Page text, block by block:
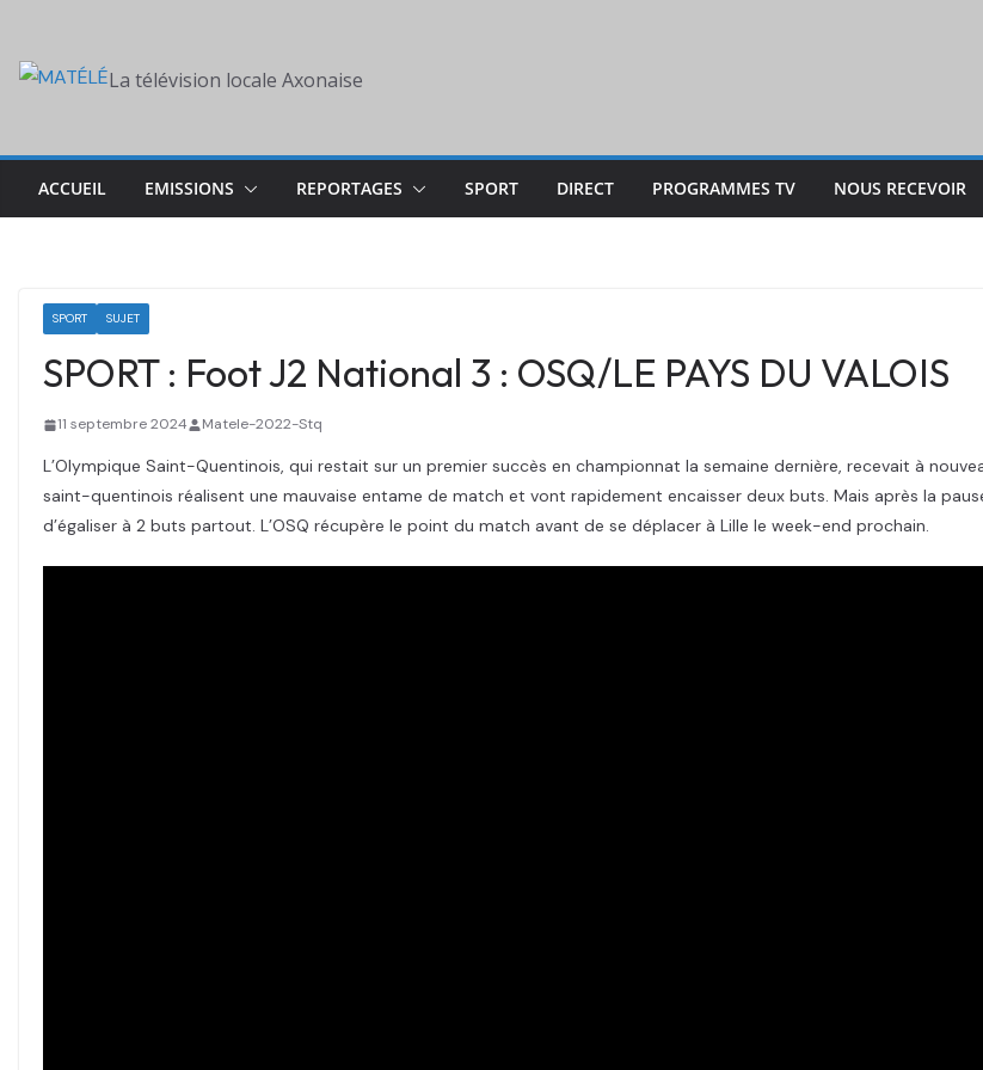
content
La télévision locale Axonaise
ACCUEIL EMISSIONS REPORTAGES SPORT DIRECT PROGRAMMES TV NOUS RECEVOIR
SPORT SUJET
SPORT : Foot J2 National 3 : OSQ/LE PAYS DU VALOIS
11 septembre 2024 Matele-2022-Stq
L’Olympique Saint-Quentinois, qui restait sur un premier succès en championnat la semaine dernière, recevait à
saint-quentinois réalisent une mauvaise entame de match et vont rapidement encaisser deux buts. Mais après la
d’égaliser à 2 buts partout. L’OSQ récupère le point du match avant de se déplacer à Lille le week-end prochain.